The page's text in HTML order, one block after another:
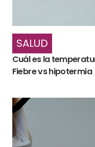
SALUD
Cuál es la
Fiebre vs hipotermia